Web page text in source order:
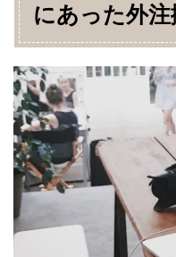
にあった外